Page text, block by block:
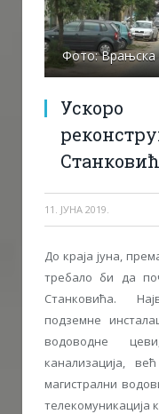
Фото: Врањска
11. ЈУНА 2019.
До краја јуна,
требало би да
Станковића.
подземне
водоводне
канализација,
магистрални
телекомуникација